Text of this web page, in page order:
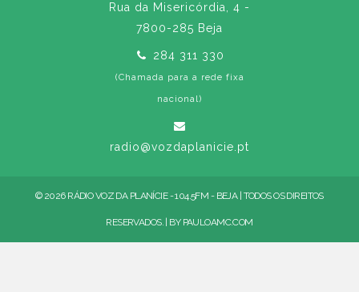
Rua da Misericórdia, 4 -
7800-285 Beja
284 311 330
(Chamada para a rede fixa
nacional)
radio@vozdaplanicie.pt
© 2026 RÁDIO VOZ DA PLANÍCIE - 104.5FM - BEJA | TODOS OS DIREITOS
RESERVADOS. | BY PAULOAMC.COM